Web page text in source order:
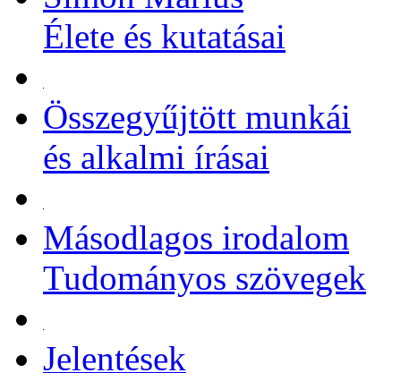
Élete és kutatásai
Összegyűjtött munkái
és alkalmi írásai
Másodlagos irodalom
Tudományos szövegek
Jelentések